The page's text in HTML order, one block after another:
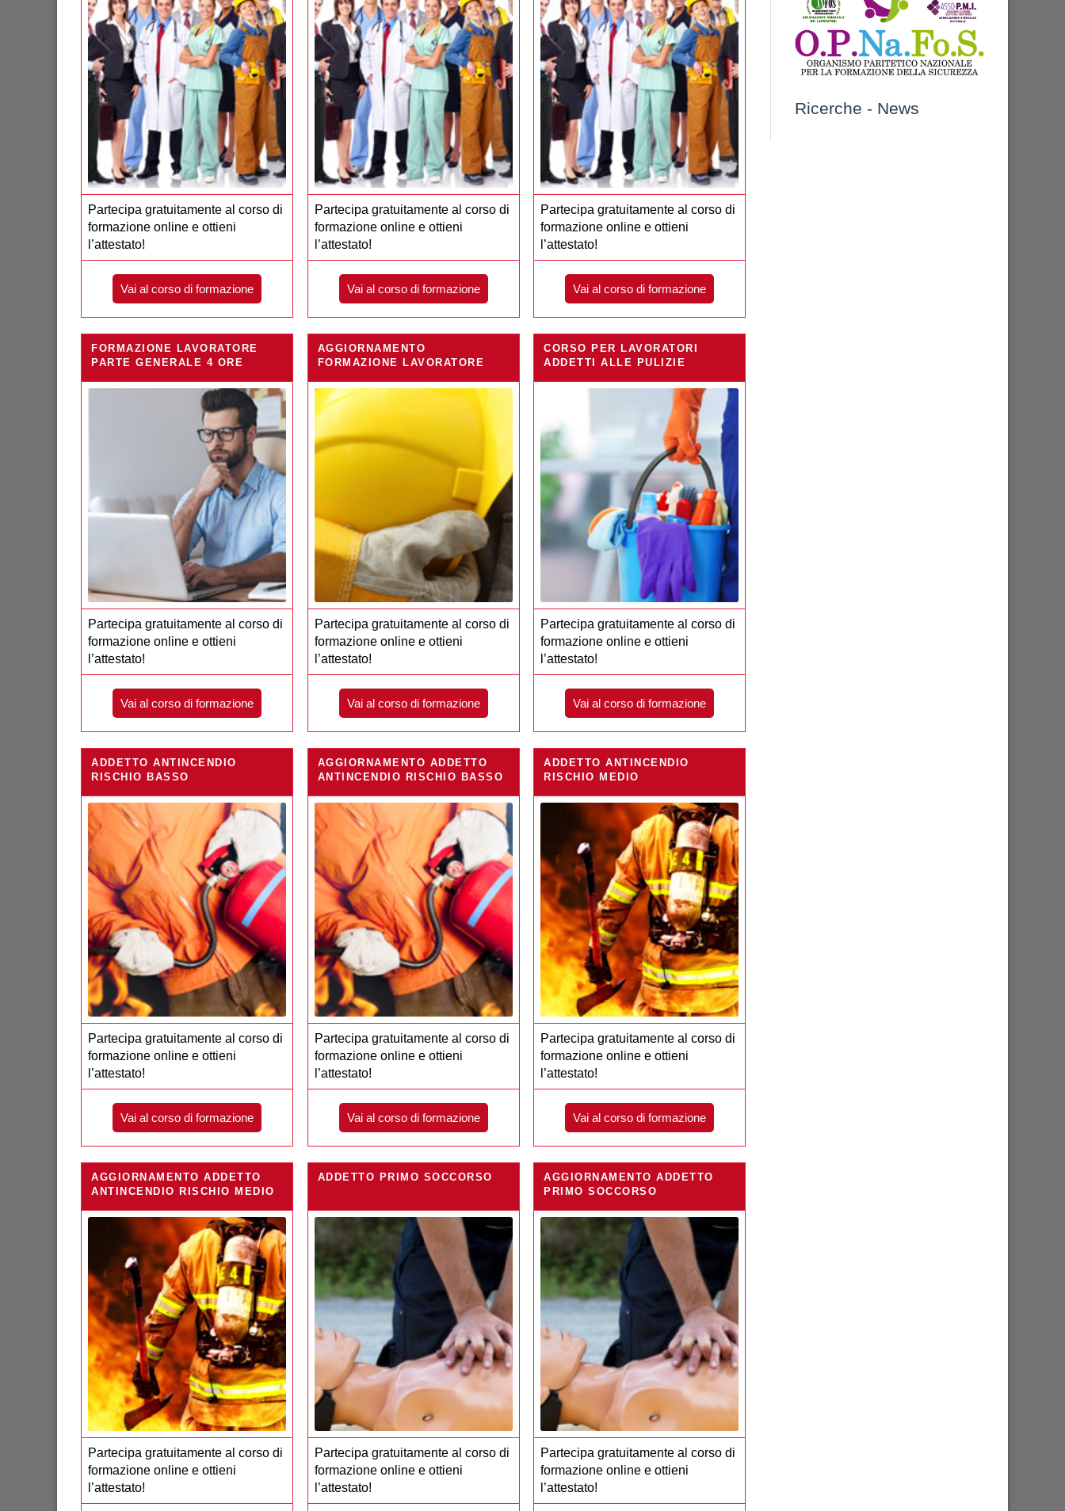
Partecipa gratuitamente al corso di
formazione online e ottieni
l’attestato!
Vai al corso di formazione
Partecipa gratuitamente al corso di
formazione online e ottieni
l’attestato!
Vai al corso di formazione
Partecipa gratuitamente al corso di
formazione online e ottieni
l’attestato!
Vai al corso di formazione
FORMAZIONE LAVORATORE
PARTE GENERALE 4 ORE
Partecipa gratuitamente al corso di
formazione online e ottieni
l’attestato!
Vai al corso di formazione
AGGIORNAMENTO
FORMAZIONE LAVORATORE
Partecipa gratuitamente al corso di
formazione online e ottieni
l’attestato!
Vai al corso di formazione
CORSO PER LAVORATORI
ADDETTI ALLE PULIZIE
Partecipa gratuitamente al corso di
formazione online e ottieni
l’attestato!
Vai al corso di formazione
ADDETTO ANTINCENDIO
RISCHIO BASSO
Partecipa gratuitamente al corso di
formazione online e ottieni
l’attestato!
Vai al corso di formazione
AGGIORNAMENTO ADDETTO
ANTINCENDIO RISCHIO BASSO
Partecipa gratuitamente al corso di
formazione online e ottieni
l’attestato!
Vai al corso di formazione
ADDETTO ANTINCENDIO
RISCHIO MEDIO
Partecipa gratuitamente al corso di
formazione online e ottieni
l’attestato!
Vai al corso di formazione
AGGIORNAMENTO ADDETTO
ANTINCENDIO RISCHIO MEDIO
Partecipa gratuitamente al corso di
formazione online e ottieni
l’attestato!
ADDETTO PRIMO SOCCORSO
Partecipa gratuitamente al corso di
formazione online e ottieni
l’attestato!
AGGIORNAMENTO ADDETTO
PRIMO SOCCORSO
Partecipa gratuitamente al corso di
formazione online e ottieni
l’attestato!
Ricerche - News